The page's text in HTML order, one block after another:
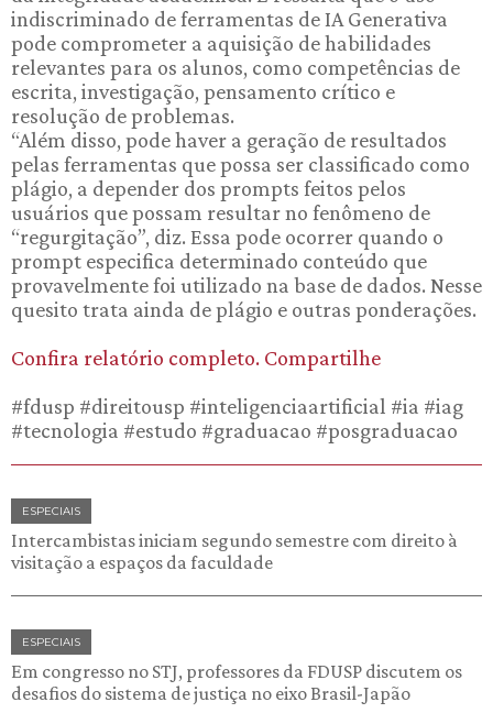
indiscriminado de ferramentas de IA Generativa
pode comprometer a aquisição de habilidades
relevantes para os alunos, como competências de
escrita, investigação, pensamento crítico e
resolução de problemas.
“Além disso, pode haver a geração de resultados
pelas ferramentas que possa ser classificado como
plágio, a depender dos prompts feitos pelos
usuários que possam resultar no fenômeno de
“regurgitação”, diz. Essa pode ocorrer quando o
prompt especifica determinado conteúdo que
provavelmente foi utilizado na base de dados. Nesse
quesito trata ainda de plágio e outras ponderações.
Confira relatório completo. Compartilhe
#fdusp #direitousp #inteligenciaartificial #ia #iag
#tecnologia #estudo #graduacao #posgraduacao
ESPECIAIS
Intercambistas iniciam segundo semestre com direito à
visitação a espaços da faculdade
ESPECIAIS
Em congresso no STJ, professores da FDUSP discutem os
desafios do sistema de justiça no eixo Brasil-Japão